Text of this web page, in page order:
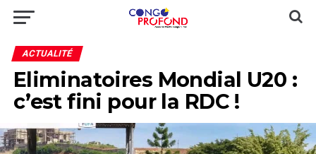
ACTUALITÉ
Eliminatoires Mondial U20 :
c’est fini pour la RDC !